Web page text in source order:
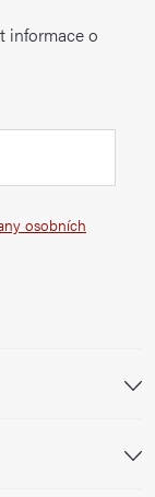
informace o
osobních